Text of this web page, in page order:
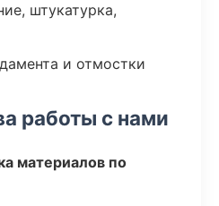
штукатурка,
и отмостки
работы с нами
материалов по